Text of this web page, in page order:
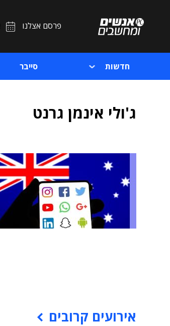
פרסם אצלנו
חדשות סייבר
ג'ולי אינמן גרנט
אירועים קרובים